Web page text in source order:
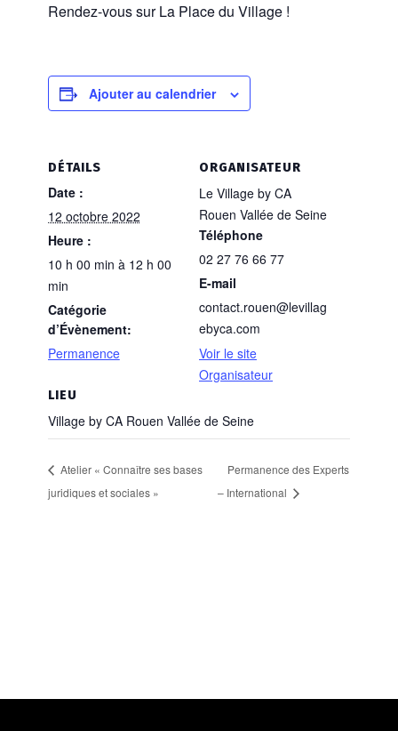
Rendez-vous sur La Place du Village !​
Ajouter au calendrier
DÉTAILS
Date :
12 octobre 2022
Heure :
10 h 00 min à 12 h 00
min
Catégorie
d’Évènement:
Permanence
LIEU
Village by CA Rouen Vallée de Seine
ORGANISATEUR
Le Village by CA
Rouen Vallée de Seine
Téléphone
02 27 76 66 77
E-mail
contact.rouen@levillag
ebyca.com
Voir le site
Organisateur
Atelier « Connaître ses bases
juridiques et sociales »
Permanence des Experts
– International